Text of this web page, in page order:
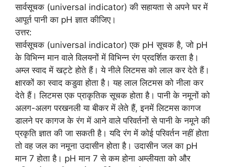
सार्वसूचक (universal indicator) की सहायता से अपने घर में
आपूर्त पानी का pH ज्ञात कीजिए।
उत्तर:
सार्वसूचक (universal indicator) एक pH सूचक है, जो pH
के विभिन्न मान वाले विलयनों में विभिन्न रंग प्रदर्शित करता है।
अम्ल स्वाद में खट्टे होते हैं। ये नीले लिटमस को लाल कर देते हैं।
क्षारकों का स्वाद कडुवा होता है। यह लाल लिटमस को नीला कर
देते हैं। लिटमस एक प्राकृतिक सूचक होता है। पानी के नमूनों को
अलग-अलग परखनली या बीकर में लेते हैं, इनमें लिटमस कागज
डालने पर कागज के रंग में आने वाले परिवर्तनों से पानी के नमूने की
प्रकृति ज्ञात की जा सकती है। यदि रंग में कोई परिवर्तन नहीं होता
तो वह जल का नमूना उदासीन होता है। उदासीन जल का pH
मान 7 होता है। pH मान 7 से कम होना अम्लीयता को और